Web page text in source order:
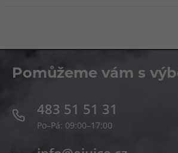
Pomůžeme vám s
483 51 51 31
Po–Pá: 09:00–17:00